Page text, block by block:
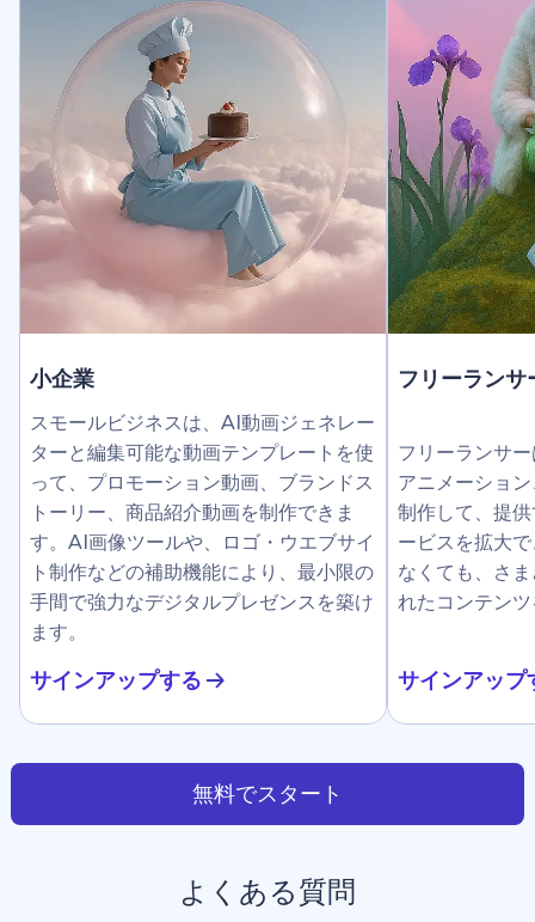
小企業
スモールビジネスは、AI動画ジェネレー
ターと編集可能な動画テンプレートを使
って、プロモーション動画、ブランドス
トーリー、商品紹介動画を制作できま
す。AI画像ツールや、ロゴ・ウエブサイ
ト制作などの補助機能により、最小限の
手間で強力なデジタルプレゼンスを築け
ます。
サインアップする
フリーランサ
フリーランサ
アニメーショ
制作して、提
ービスを拡大
なくても、さ
れたコンテン
サインアップ
無料でスタート
よくある質問